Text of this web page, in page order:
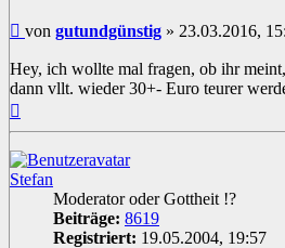
Beitrag
von gutundgünstig » 23.03.2016,
Hey, ich wollte mal fragen, ob ihr
dann vllt. wieder 30+- Euro teurer
Stefan
Moderator oder Gottheit !?
Beiträge: 8619
Registriert: 19.05.2004, 19:57